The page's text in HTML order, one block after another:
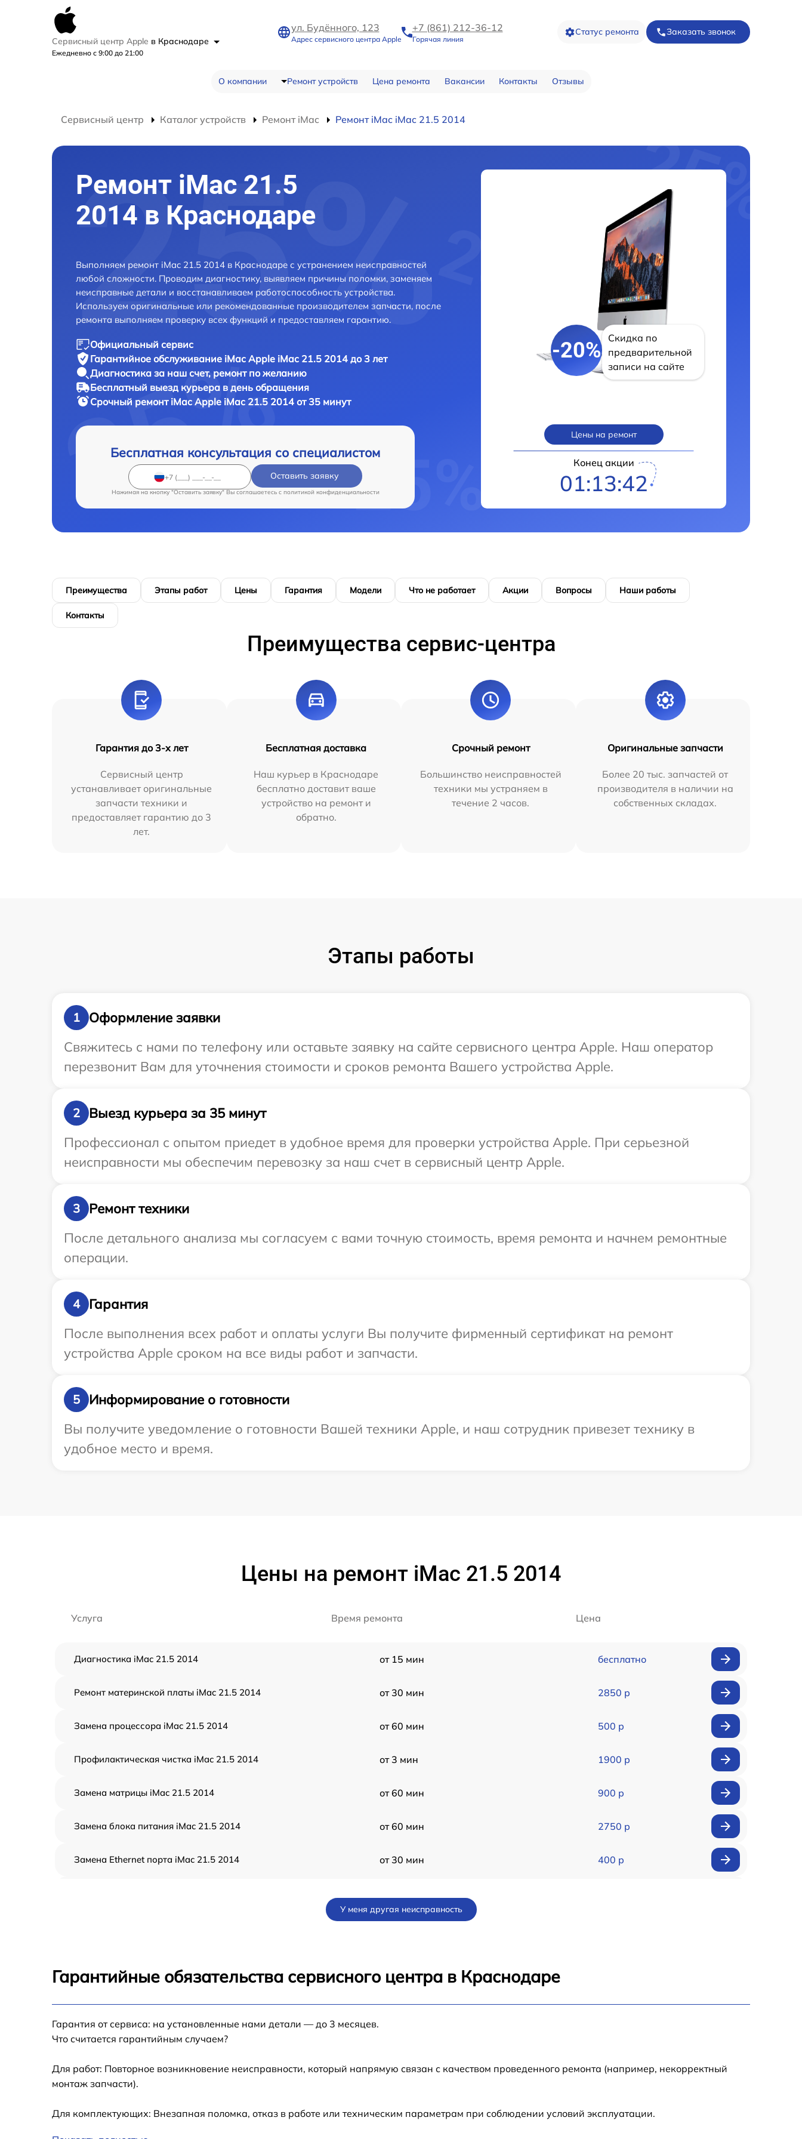
Сервисный центр Apple в Краснодаре
Ежедневно с 9:00 до 21:00
ул. Будённого, 123
Адрес сервисного центра Apple
+7 (861) 212-36-12
Горячая линия
Статус ремонта Заказать звонок
О компании Ремонт устройств Цена ремонта Вакансии Контакты Отзывы
Сервисный центр Каталог устройств Ремонт iMac Ремонт iMac iMac 21.5 2014
Ремонт iMac 21.5
2014 в Краснодаре
Выполняем ремонт iMac 21.5 2014 в Краснодаре с устранением неисправностей
любой сложности. Проводим диагностику, выявляем причины поломки, заменяем
неисправные детали и восстанавливаем работоспособность устройства.
Используем оригинальные или рекомендованные производителем запчасти, после
ремонта выполняем проверку всех функций и предоставляем гарантию.
Официальный сервис
Гарантийное обслуживание iMac Apple iMac 21.5 2014 до 3 лет
Диагностика за наш счет, ремонт по желанию
Бесплатный выезд курьера в день обращения
Срочный ремонт iMac Apple iMac 21.5 2014 от 35 минут
Бесплатная консультация со специалистом
Оставить заявку
Нажимая на кнопку "Оставить заявку" Вы соглашаетесь c политикой конфиденциальности
-20%
Скидка по
предварительной
записи на сайте
Цены на ремонт
Конец акции
01:13:41
Преимущества Этапы работ Цены Гарантия Модели Что не работает Акции Вопросы Наши работы
Контакты
Преимущества сервис-центра
Гарантия до 3-х лет
Сервисный центр
устанавливает оригинальные
запчасти техники и
предоставляет гарантию до 3
лет.
Бесплатная доставка
Наш курьер в Краснодаре
бесплатно доставит ваше
устройство на ремонт и
обратно.
Срочный ремонт
Большинство неисправностей
техники мы устраняем в
течение 2 часов.
Оригинальные запчасти
Более 20 тыс. запчастей от
производителя в наличии на
собственных складах.
Этапы работы
1
Оформление заявки
Свяжитесь с нами по телефону или оставьте заявку на сайте сервисного центра Apple. Наш оператор
перезвонит Вам для уточнения стоимости и сроков ремонта Вашего устройства Apple.
2
Выезд курьера за 35 минут
Профессионал с опытом приедет в удобное время для проверки устройства Apple. При серьезной
неисправности мы обеспечим перевозку за наш счет в сервисный центр Apple.
3
Ремонт техники
После детального анализа мы согласуем с вами точную стоимость, время ремонта и начнем ремонтные
операции.
4
Гарантия
После выполнения всех работ и оплаты услуги Вы получите фирменный сертификат на ремонт
устройства Apple сроком на все виды работ и запчасти.
5
Информирование о готовности
Вы получите уведомление о готовности Вашей техники Apple, и наш сотрудник привезет технику в
удобное место и время.
Цены на ремонт iMac 21.5 2014
Услуга Время ремонта Цена
Диагностика iMac 21.5 2014 от 15 мин бесплатно
Ремонт материнской платы iMac 21.5 2014 от 30 мин 2850 р
Замена процессора iMac 21.5 2014 от 60 мин 500 р
Профилактическая чистка iMac 21.5 2014 от 3 мин 1900 р
Замена матрицы iMac 21.5 2014 от 60 мин 900 р
Замена блока питания iMac 21.5 2014 от 60 мин 2750 р
Замена Ethernet порта iMac 21.5 2014 от 30 мин 400 р
Замена аккумулятора (батареи) iMac 21.5
Замена видеоадаптера (видеокарты) iMac
У меня другая неисправность
Гарантийные обязательства сервисного центра в Краснодаре
Гарантия от сервиса: на установленные нами детали — до 3 месяцев.
Что считается гарантийным случаем?
Для работ: Повторное возникновение неисправности, который напрямую связан с качеством проведенного ремонта (например, некорректный
монтаж запчасти).
Для комплектующих: Внезапная поломка, отказ в работе или техническим параметрам при соблюдении условий эксплуатации.